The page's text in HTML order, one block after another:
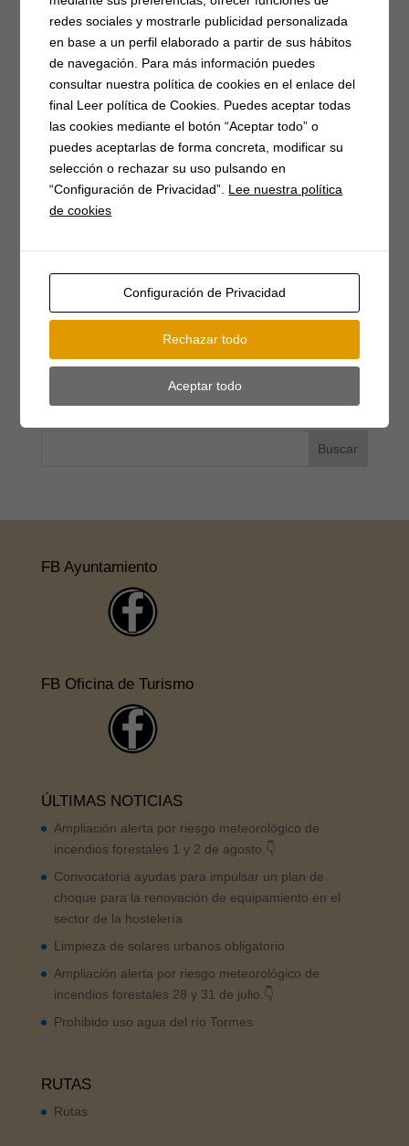
emprendimiento(5) Empresarios(3) EPIs(3)
Formación(5) gimnasia(6) Herradero(3)
Homenaje(3) ludoteca(4) media maratón(3)
Museo Etnológico de Gredos(2)
Músicos en la Naturaleza(15) Navidad(4)
Presentación de libro(4) Punto limpio(20)
stop violencia(6) Subvenciones(40) TDT(3)
Archivos
FB Ayuntamiento
FB Oficina de Turismo
ÚLTIMAS NOTICIAS
Ampliación alerta por riesgo meteorológico de
incendios forestales 1 y 2 de agosto.👇
Convocatoria ayudas para impulsar un plan de
choque para la renovación de equipamiento en el
sector de la hostelería
Limpieza de solares urbanos obligatorio
Ampliación alerta por riesgo meteorológico de
incendios forestales 28 y 31 de julio.👇
Prohibido uso agua del río Tormes
RUTAS
Rutas
redes sociales y mostrarle publicidad personalizada
en base a un perfil elaborado a partir de sus hábitos
de navegación. Para más información puedes
consultar nuestra política de cookies en el enlace del
final Leer política de Cookies. Puedes aceptar todas
las cookies mediante el botón “Aceptar todo” o
puedes aceptarlas de forma concreta, modificar su
selección o rechazar su uso pulsando en
“Configuración de Privacidad”. Lee nuestra política
de cookies
Configuración de Privacidad
Rechazar todo
Aceptar todo